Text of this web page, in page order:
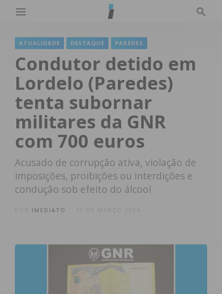
ATUALIDADE DESTAQUE PAREDES
Condutor detido em
Lordelo (Paredes)
tenta subornar
militares da GNR
com 700 euros
Acusado de corrupção ativa, violação de
imposições, proibições ou interdições e
condução sob efeito do álcool
IMEDIATO 19 DE MARÇO 2026